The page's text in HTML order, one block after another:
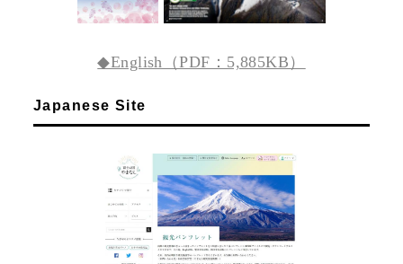
◆English（PDF：5,885KB）
Japanese Site